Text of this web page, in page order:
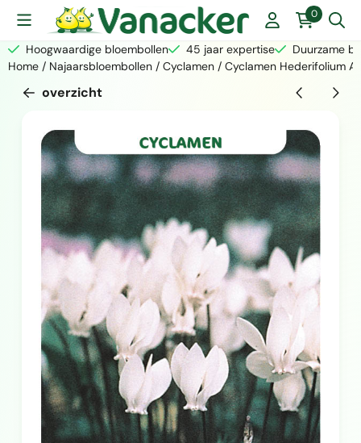
Cookievoorkeuren zijn momenteel gesloten. 0
Hoogwaardige bloembollen 45 jaar expertise
Duurzame
Home / Najaarsbloembollen / Cyclamen / Cyclamen Hederifolium
overzicht